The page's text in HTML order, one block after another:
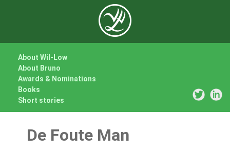
About Wil-Low
About Bruno
Awards & Nominations
Books
Short stories
De Foute Man